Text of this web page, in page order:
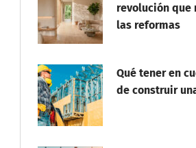
revolución que
las reformas
Qué tener en
de construir